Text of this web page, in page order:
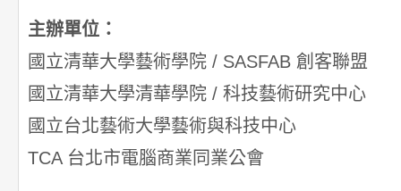
主辦單位：
國立清華大學藝術學院 / SASFAB 創客聯盟
國立清華大學清華學院 / 科技藝術研究中心
國立台北藝術大學藝術與科技中心
TCA 台北市電腦商業同業公會